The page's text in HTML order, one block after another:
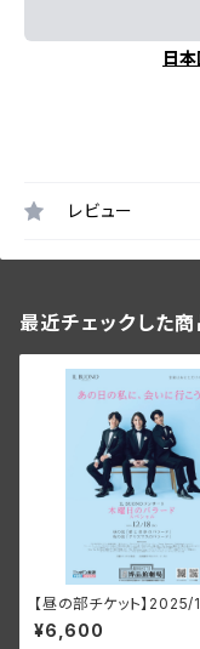
日
レビュー
最近チェックした商
【昼の部チケット】
L BUONO 木曜日のバラ
ペシャル
¥6,600